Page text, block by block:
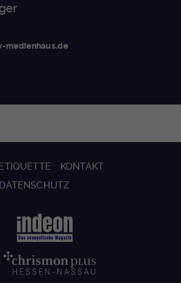
medienhaus.de
KONTAKT
DATENSCHUTZ